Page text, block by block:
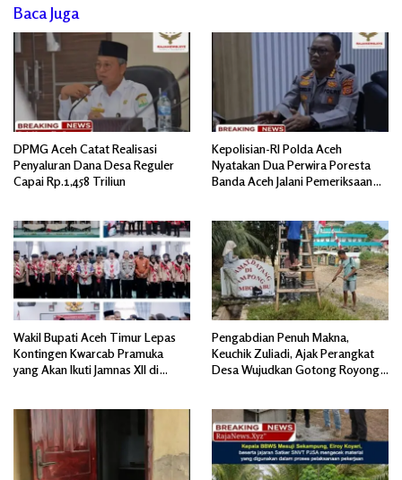
Baca Juga
DPMG Aceh Catat Realisasi
Penyaluran Dana Desa Reguler
Capai Rp.1,458 Triliun
Kepolisian-RI Polda Aceh
Nyatakan Dua Perwira Poresta
Banda Aceh Jalani Pemeriksaan
Wakil Bupati Aceh Timur Lepas
Kontingen Kwarcab Pramuka
yang Akan Ikuti Jamnas XII di
Pengabdian Penuh Makna,
Keuchik Zuliadi, Ajak Perangkat
Desa Wujudkan Gotong Royong,